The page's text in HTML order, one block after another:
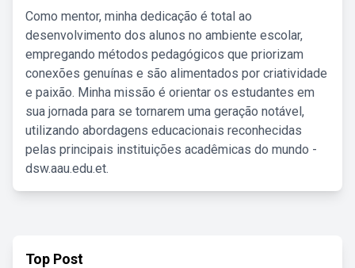
Como mentor, minha dedicação é total ao
desenvolvimento dos alunos no ambiente escolar,
empregando métodos pedagógicos que priorizam
conexões genuínas e são alimentados por criatividade
e paixão. Minha missão é orientar os estudantes em
sua jornada para se tornarem uma geração notável,
utilizando abordagens educacionais reconhecidas
pelas principais instituições acadêmicas do mundo -
dsw.aau.edu.et.
Top Post